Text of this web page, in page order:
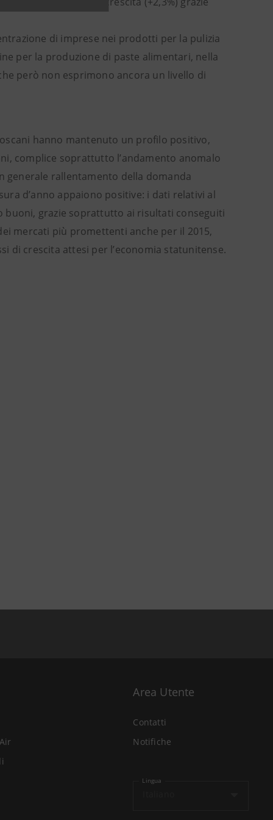
di imprese nei prodotti per la pulizia
per la produzione di paste alimentari, nella
però non esprimono ancora un livello di
hanno mantenuto un profilo positivo,
complice soprattutto l’andamento anomalo
generale rallentamento della domanda
d’anno appaiono positive: i dati relativi al
buoni, grazie soprattutto ai risultati conseguiti
mercati più promettenti anche per il 2015,
di crescita attesi per l’economia statunitense.
Area Utente
Contatti
Notifiche
Lingua